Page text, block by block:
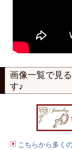
画像一覧で見る
す♪
こちらから多く